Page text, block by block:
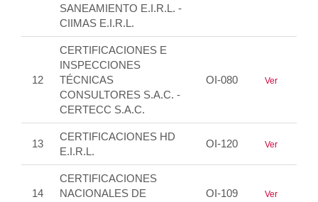
SANEAMIENTO E.I.R.L. -
CIIMAS E.I.R.L.
12
CERTIFICACIONES E
INSPECCIONES
TÉCNICAS
CONSULTORES S.A.C. -
CERTECC S.A.C.
OI-080 Ver
13
CERTIFICACIONES HD
E.I.R.L.
OI-120 Ver
14
CERTIFICACIONES
NACIONALES DE
OI-109 Ver